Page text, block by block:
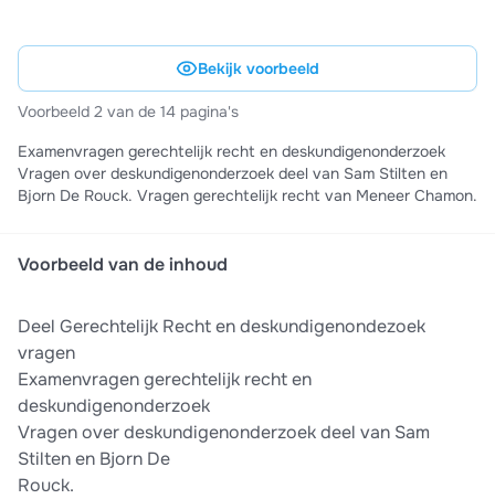
Bekijk voorbeeld
Voorbeeld 2 van de 14 pagina's
Examenvragen gerechtelijk recht en deskundigenonderzoek
Vragen over deskundigenonderzoek deel van Sam Stilten en
Bjorn De Rouck. Vragen gerechtelijk recht van Meneer Chamon.
Voorbeeld van de inhoud
Deel Gerechtelijk Recht en deskundigenondezoek
vragen
Examenvragen gerechtelijk recht en
deskundigenonderzoek
Vragen over deskundigenonderzoek deel van Sam
Stilten en Bjorn De
Rouck.